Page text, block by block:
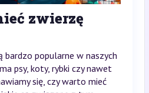
zwierzę
popularne w naszych
psy, koty, rybki czy nawet
się, czy warto mieć